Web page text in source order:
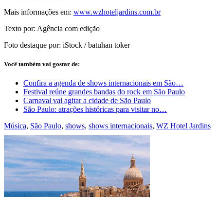
Mais informações em: www.wzhoteljardins.com.br
Texto por: Agência com edição
Foto destaque por: iStock / batuhan toker
Você também vai gostar de:
Confira a agenda de shows internacionais em São…
Festival reúne grandes bandas do rock em São Paulo
Carnaval vai agitar a cidade de São Paulo
São Paulo: atrações históricas para visitar no…
Música, São Paulo, shows, shows internacionais, WZ Hotel Jardins